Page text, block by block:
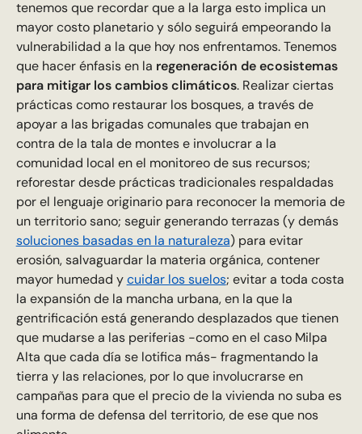
tenemos que recordar que a la larga esto implica un
mayor costo planetario y sólo seguirá empeorando la
vulnerabilidad a la que hoy nos enfrentamos. Tenemos
que hacer énfasis en la regeneración de ecosistemas
para mitigar los cambios climáticos. Realizar ciertas
prácticas como restaurar los bosques, a través de
apoyar a las brigadas comunales que trabajan en
contra de la tala de montes e involucrar a la
comunidad local en el monitoreo de sus recursos;
reforestar desde prácticas tradicionales respaldadas
por el lenguaje originario para reconocer la memoria de
un territorio sano; seguir generando terrazas (y demás
soluciones basadas en la naturaleza) para evitar
erosión, salvaguardar la materia orgánica, contener
mayor humedad ycuidar los suelos; evitar a toda costa
la expansión de la mancha urbana, en la que la
gentrificación está generando desplazados que tienen
que mudarse a las periferias -como en el caso Milpa
Alta que cada día se lotifica más- fragmentando la
tierra y las relaciones, por lo que involucrarse en
campañas para que el precio de la vivienda no suba es
una forma de defensa del territorio, de ese que nos